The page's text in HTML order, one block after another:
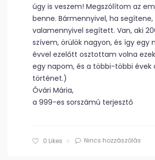
úgy is veszem! Megszólítom az
benne. Bármennyivel, ha
valamennyivel segített. Van, aki
szívem, örülök nagyon, és így egy
évvel ezelőtt osztottam volna
egy napom, és a többi-többi
történet.)
Óvári Mária,
a 999-es sorszámú terjesztő
0 Likes Nincs hozzászólás